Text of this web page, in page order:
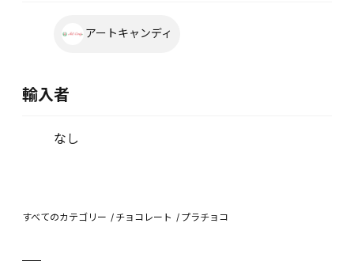
アートキャンディ
輸入者
なし
すべてのカテゴリー チョコレート プラチョコ